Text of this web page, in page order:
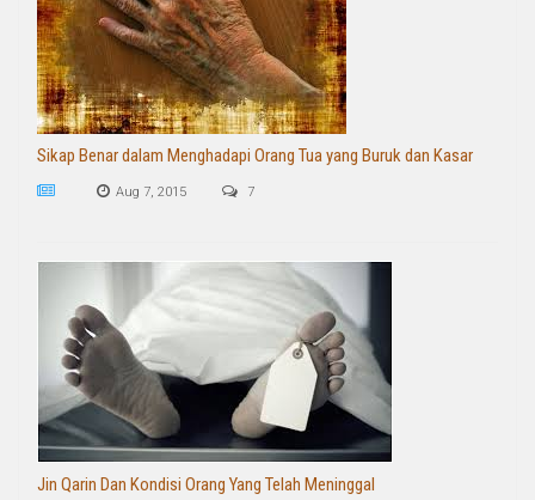
Sikap Benar dalam Menghadapi Orang Tua yang Buruk dan Kasar
Aug 7, 2015 7
Jin Qarin Dan Kondisi Orang Yang Telah Meninggal